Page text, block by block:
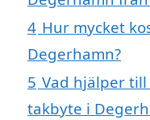
4 Hur mycket
Degerhamn?
5 Vad hjälper
takbyte i